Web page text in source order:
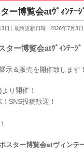
ー博覧会atｳﾞｨﾝﾃ
日 最終更新日時 : 2026年7月3日
ター博覧会atｳﾞｨﾝﾃ
示＆販売を開催致します！
り開催！
SNS投稿歓迎！
ポスター博覧会atヴィンテ